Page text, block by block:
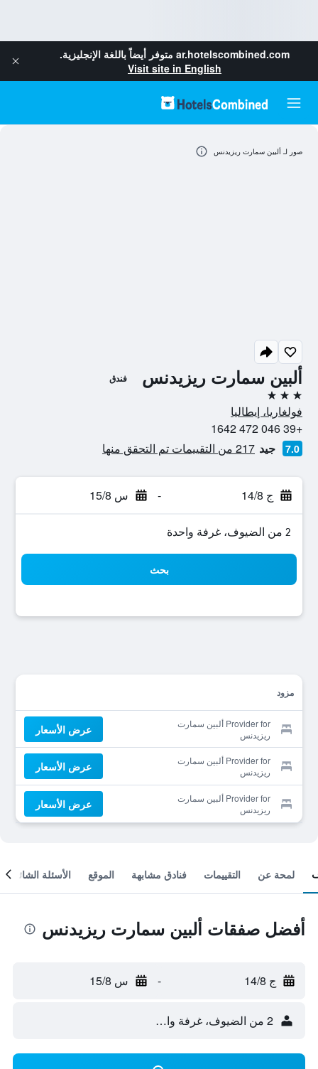
ar.hotelscombined.com متوفر أيضاً باللغة الإنجليزية.
Visit site in English
ألبين سمارت ريزيدنس فندق
3 نجوم
فولغاريا، إيطاليا
+39 046 472 1642
7.0 جيد 217 من التقييمات تم التحقق منها
ج 14/8 - س 15/8
2 من الضيوف، غرفة واحدة
بحث
مزود
Provider for ألبين سمارت
ريزيدنس
عرض الأسعار
Provider for ألبين سمارت
ريزيدنس
عرض الأسعار
Provider for ألبين سمارت
ريزيدنس
عرض الأسعار
صور لـ ألبين سمارت ريزيدنس
لمحة عن التقييمات فنادق مشابهة الموقع الأسئلة الشائعة
أفضل صفقات ألبين سمارت ريزيدنس
ج 14/8 - س 15/8
2 من الضيوف، غرفة واحدة